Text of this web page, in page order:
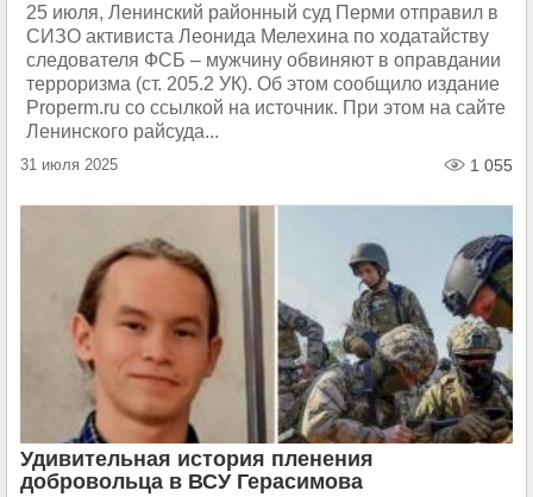
25 июля, Ленинский районный суд Перми отправил в
СИЗО активиста Леонида Мелехина по ходатайству
следователя ФСБ – мужчину обвиняют в оправдании
терроризма (ст. 205.2 УК). Об этом сообщило издание
Properm.ru со ссылкой на источник. При этом на сайте
Ленинского райсуда...
31 июля 2025 1 055
Удивительная история пленения
добровольца в ВСУ Герасимова